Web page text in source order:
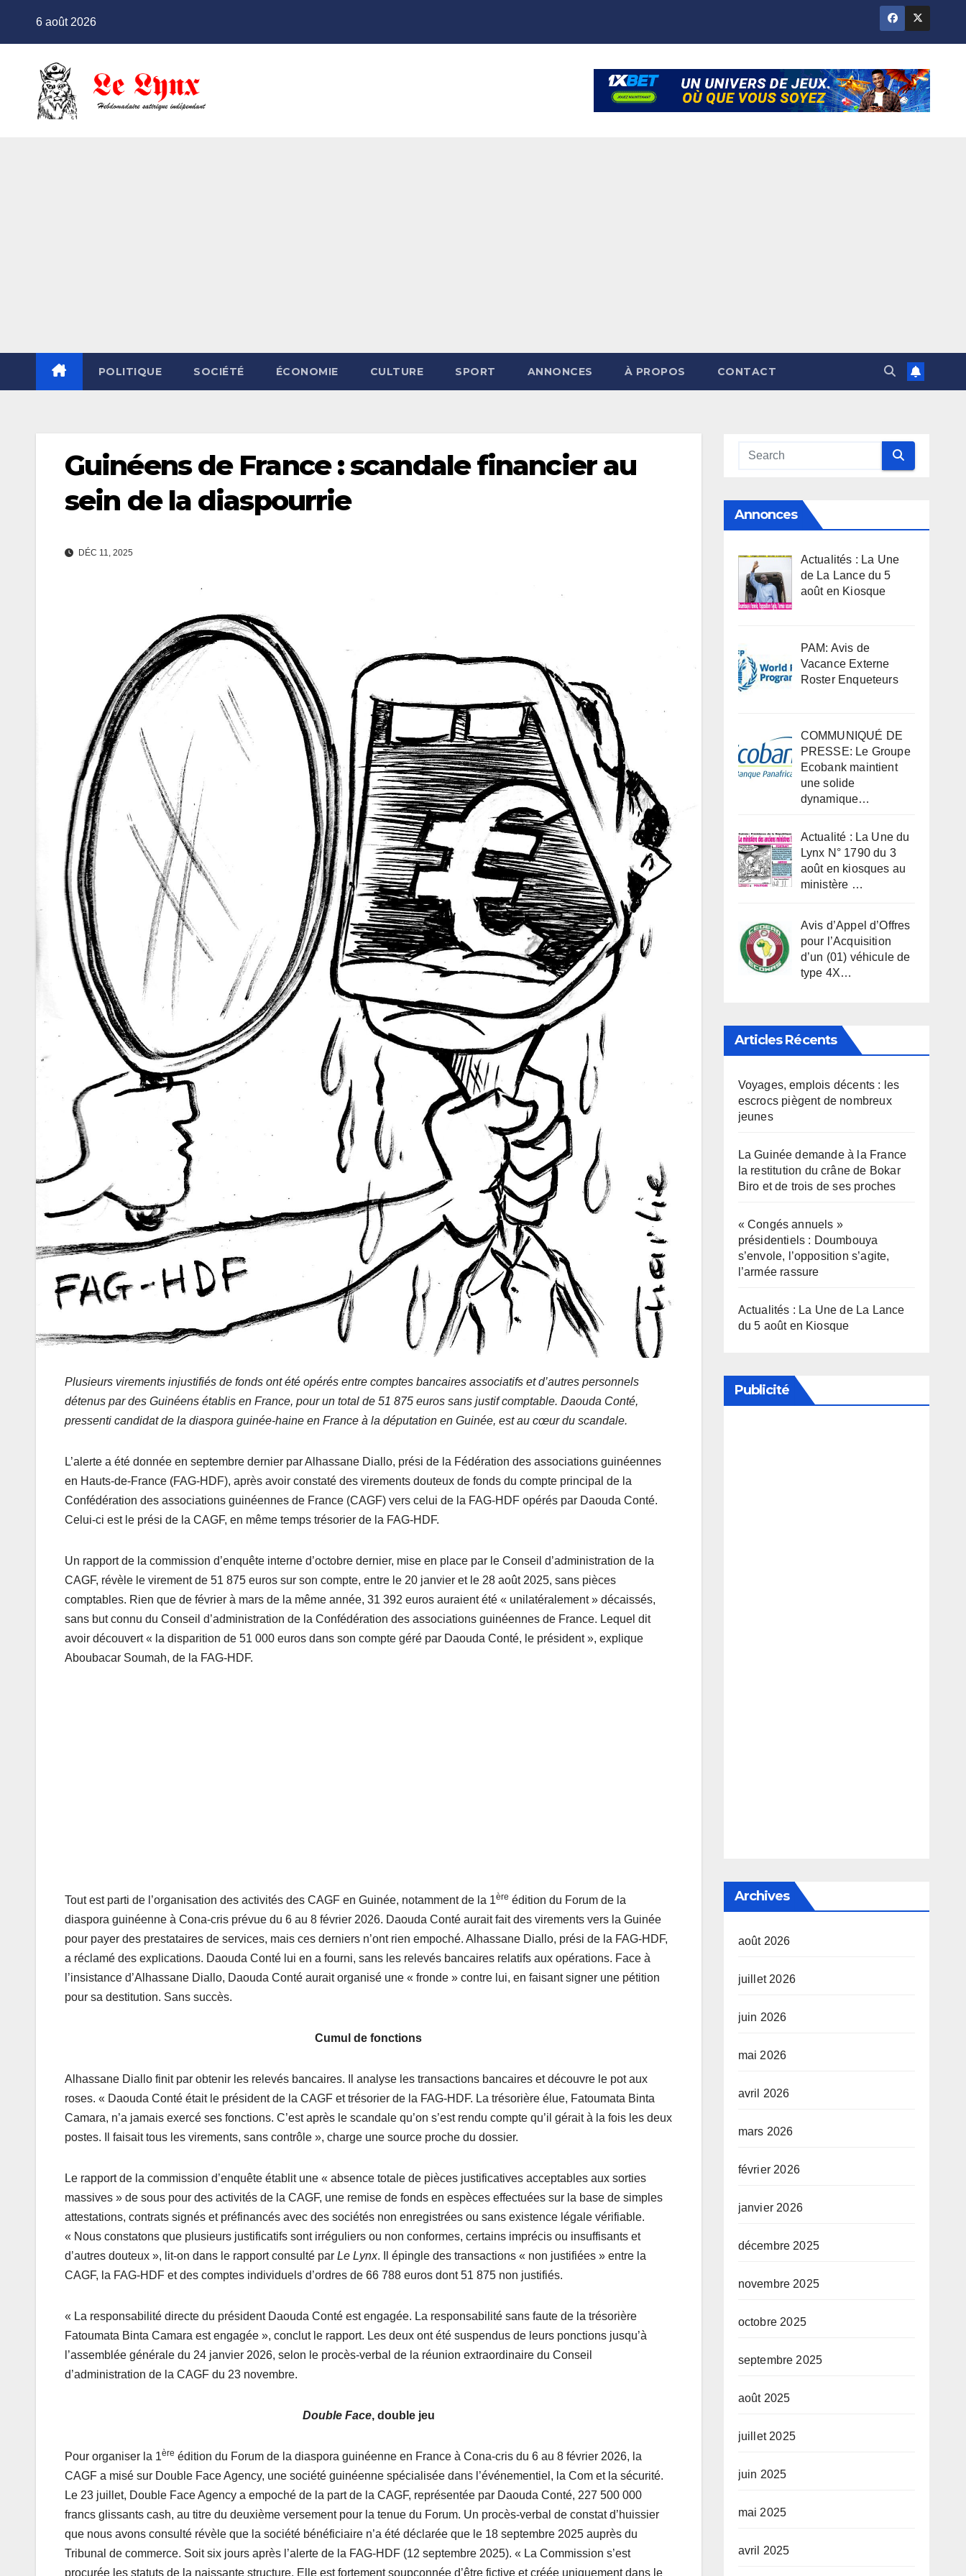
6 août 2026
POLITIQUE SOCIÉTÉ ÉCONOMIE CULTURE SPORT ANNONCES À PROPOS CONTACT
Guinéens de France : scandale financier au
sein de la diaspourrie
DÉC 11, 2025
Plusieurs virements injustifiés de fonds ont été opérés entre comptes bancaires associatifs et d’autres personnels
détenus par des Guinéens établis en France, pour un total de 51 875 euros sans justif comptable. Daouda Conté,
pressenti candidat de la diaspora guinée-haine en France à la députation en Guinée, est au cœur du scandale.
L’alerte a été donnée en septembre dernier par Alhassane Diallo, prési de la Fédération des associations guinéennes
en Hauts-de-France (FAG-HDF), après avoir constaté des virements douteux de fonds du compte principal de la
Confédération des associations guinéennes de France (CAGF) vers celui de la FAG-HDF opérés par Daouda Conté.
Celui-ci est le prési de la CAGF, en même temps trésorier de la FAG-HDF.
Un rapport de la commission d’enquête interne d’octobre dernier, mise en place par le Conseil d’administration de la
CAGF, révèle le virement de 51 875 euros sur son compte, entre le 20 janvier et le 28 août 2025, sans pièces
comptables. Rien que de février à mars de la même année, 31 392 euros auraient été « unilatéralement » décaissés,
sans but connu du Conseil d’administration de la Confédération des associations guinéennes de France. Lequel dit
avoir découvert « la disparition de 51 000 euros dans son compte géré par Daouda Conté, le président », explique
Aboubacar Soumah, de la FAG-HDF.
Tout est parti de l’organisation des activités des CAGF en Guinée, notamment de la 1ère édition du Forum de la
diaspora guinéenne à Cona-cris prévue du 6 au 8 février 2026. Daouda Conté aurait fait des virements vers la Guinée
pour payer des prestataires de services, mais ces derniers n’ont rien empoché. Alhassane Diallo, prési de la FAG-HDF,
a réclamé des explications. Daouda Conté lui en a fourni, sans les relevés bancaires relatifs aux opérations. Face à
l’insistance d’Alhassane Diallo, Daouda Conté aurait organisé une « fronde » contre lui, en faisant signer une pétition
pour sa destitution. Sans succès.
Cumul de fonctions
Alhassane Diallo finit par obtenir les relevés bancaires. Il analyse les transactions bancaires et découvre le pot aux
roses. « Daouda Conté était le président de la CAGF et trésorier de la FAG-HDF. La trésorière élue, Fatoumata Binta
Camara, n’a jamais exercé ses fonctions. C’est après le scandale qu’on s’est rendu compte qu’il gérait à la fois les deux
postes. Il faisait tous les virements, sans contrôle », charge une source proche du dossier.
Le rapport de la commission d’enquête établit une « absence totale de pièces justificatives acceptables aux sorties
massives » de sous pour des activités de la CAGF, une remise de fonds en espèces effectuées sur la base de simples
attestations, contrats signés et préfinancés avec des sociétés non enregistrées ou sans existence légale vérifiable.
« Nous constatons que plusieurs justificatifs sont irréguliers ou non conformes, certains imprécis ou insuffisants et
d’autres douteux », lit-on dans le rapport consulté par Le Lynx. Il épingle des transactions « non justifiées » entre la
CAGF, la FAG-HDF et des comptes individuels d’ordres de 66 788 euros dont 51 875 non justifiés.
« La responsabilité directe du président Daouda Conté est engagée. La responsabilité sans faute de la trésorière
Fatoumata Binta Camara est engagée », conclut le rapport. Les deux ont été suspendus de leurs ponctions jusqu’à
l’assemblée générale du 24 janvier 2026, selon le procès-verbal de la réunion extraordinaire du Conseil
d’administration de la CAGF du 23 novembre.
Double Face, double jeu
Pour organiser la 1ère édition du Forum de la diaspora guinéenne en France à Cona-cris du 6 au 8 février 2026, la
CAGF a misé sur Double Face Agency, une société guinéenne spécialisée dans l’événementiel, la Com et la sécurité.
Le 23 juillet, Double Face Agency a empoché de la part de la CAGF, représentée par Daouda Conté, 227 500 000
francs glissants cash, au titre du deuxième versement pour la tenue du Forum. Un procès-verbal de constat d’huissier
que nous avons consulté révèle que la société bénéficiaire n’a été déclarée que le 18 septembre 2025 auprès du
Tribunal de commerce. Soit six jours après l’alerte de la FAG-HDF (12 septembre 2025). « La Commission s’est
procurée les statuts de la naissante structure. Elle est fortement soupçonnée d’être fictive et créée uniquement dans le
Annonces
Actualités : La Une
de La Lance du 5
août en Kiosque
PAM: Avis de
Vacance Externe
Roster Enqueteurs
COMMUNIQUÉ DE
PRESSE: Le Groupe
Ecobank maintient
une solide
dynamique…
Actualité : La Une du
Lynx N° 1790 du 3
août en kiosques au
ministère …
Avis d’Appel d’Offres
pour l’Acquisition
d’un (01) véhicule de
type 4X…
Articles Récents
Voyages, emplois décents : les
escrocs piègent de nombreux
jeunes
La Guinée demande à la France
la restitution du crâne de Bokar
Biro et de trois de ses proches
« Congés annuels »
présidentiels : Doumbouya
s’envole, l’opposition s’agite,
l’armée rassure
Actualités : La Une de La Lance
du 5 août en Kiosque
Publicité
Archives
août 2026
juillet 2026
juin 2026
mai 2026
avril 2026
mars 2026
février 2026
janvier 2026
décembre 2025
novembre 2025
octobre 2025
septembre 2025
août 2025
juillet 2025
juin 2025
mai 2025
avril 2025